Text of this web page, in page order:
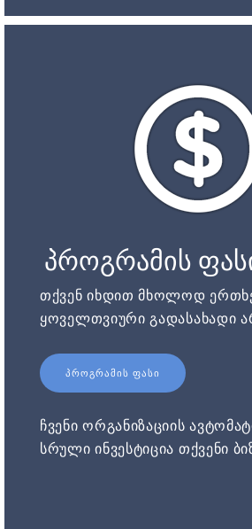
პროგრამის
თქვენ იხდით მხოლოდ
ყოველთვიური გადასახადი
ᲞᲠᲝᲒᲠᲐᲛᲘᲡ ᲤᲐᲡᲘ
ჩვენი ორგანიზაციის
სრული ინვესტიცია თქვენი